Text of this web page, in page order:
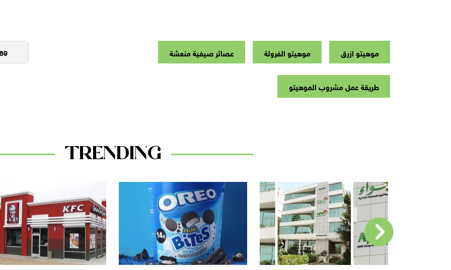
موهيتو ازرق موهيتو الفرولة عصائر صيفية منعشة
طريقة عمل مشروب الموهيتو
TRENDING